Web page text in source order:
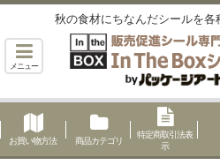
秋の食材にちなんだシールを各
メニュー
お買い物方法 商品カテゴリ
特定商取引法表
示